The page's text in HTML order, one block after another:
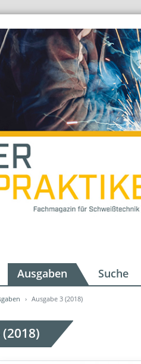
Ausgaben Suche
Ausgabe 3 (2018)